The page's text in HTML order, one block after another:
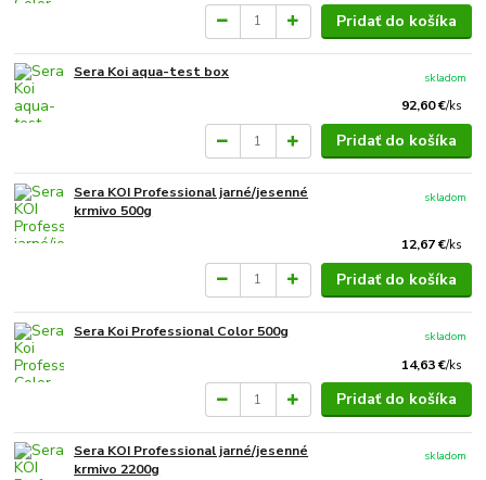
Pridať do košíka
Sera Koi aqua-test box
92,60 €/ks
skladom
Pridať do košíka
Sera KOI Professional jarné/jesenné
krmivo 500g
12,67 €/ks
skladom
Pridať do košíka
Sera Koi Professional Color 500g
14,63 €/ks
skladom
Pridať do košíka
Sera KOI Professional jarné/jesenné
krmivo 2200g
skladom